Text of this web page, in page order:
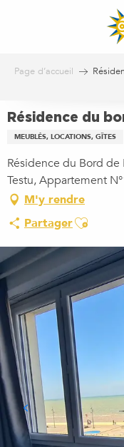
Page d’accueil
Résidence du
MEUBLÉS, LOCATIONS, GÎTES
Résidence du Bord
Testu, Appartement
M'y rendre
PartagerAjouter